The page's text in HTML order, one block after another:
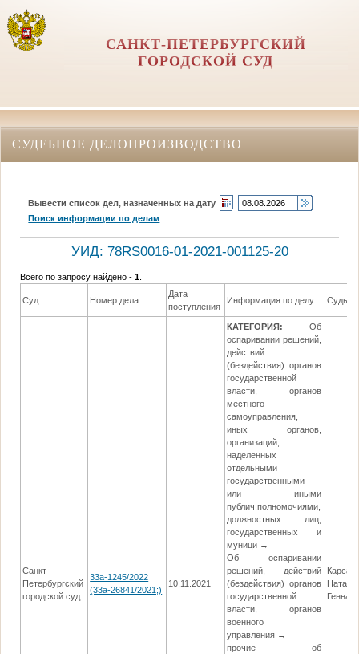
САНКТ-ПЕТЕРБУРГСКИЙ
ГОРОДСКОЙ СУД
СУДЕБНОЕ ДЕЛОПРОИЗВОДСТВО
Вывести список дел, назначенных на дату
Поиск информации по делам
УИД: 78RS0016-01-2021-001125-20
Всего по запросу найдено -1
Суд Номер дела
Дата
поступления
Информация по делу Судья
Санкт-
Петербургский
городской суд
33а-1245/2022
(33а-26841/2021;)
10.11.2021
КАТЕГОРИЯ:
Об
оспаривании решений,
действий
(бездействия) органов
государственной
власти, органов
местного
самоуправления,
иных органов,
организаций,
наделенных
отдельными
государственными
или иными
публич.полномочиями,
должностных лиц,
государственных и
муници →
Об оспаривании
решений, действий
(бездействия) органов
государственной
власти, органов
военного
управления →
прочие об